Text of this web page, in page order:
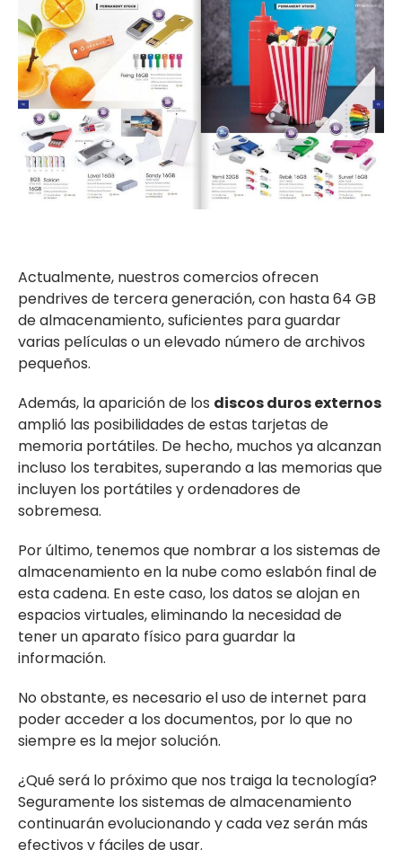
Actualmente, nuestros comercios ofrecen
pendrives de tercera generación, con hasta 64 GB
de almacenamiento, suficientes para guardar
varias películas o un elevado número de archivos
pequeños.
Además, la aparición de los discos duros externos
amplió las posibilidades de estas tarjetas de
memoria portátiles. De hecho, muchos ya alcanzan
incluso los terabites, superando a las memorias que
incluyen los portátiles y ordenadores de
sobremesa.
Por último, tenemos que nombrar a los sistemas de
almacenamiento en la nube como eslabón final de
esta cadena. En este caso, los datos se alojan en
espacios virtuales, eliminando la necesidad de
tener un aparato físico para guardar la
información.
No obstante, es necesario el uso de internet para
poder acceder a los documentos, por lo que no
siempre es la mejor solución.
¿Qué será lo próximo que nos traiga la tecnología?
Seguramente los sistemas de almacenamiento
continuarán evolucionando y cada vez serán más
efectivos y fáciles de usar.